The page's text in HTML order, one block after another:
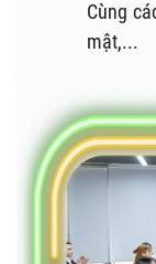
Cùng
mật,...